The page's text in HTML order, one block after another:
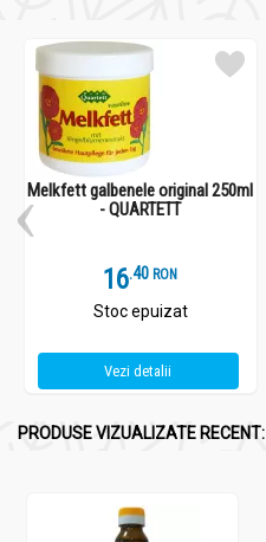
Melkfett galbenele original 250ml
- QUARTETT
16.4 RON
Stoc epuizat
Vezi detalii
PRODUSE VIZUALIZATE RECENT: